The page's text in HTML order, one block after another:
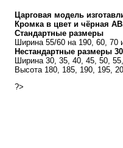
Царговая модель
Кромка в цвет и чёрная
Cтандартные размеры
Ширина 55/60 на 190, 60, 70
Нестандартные размеры
Ширина 30, 35, 40, 45, 50,
Высота 180, 185, 190, 195,
?>